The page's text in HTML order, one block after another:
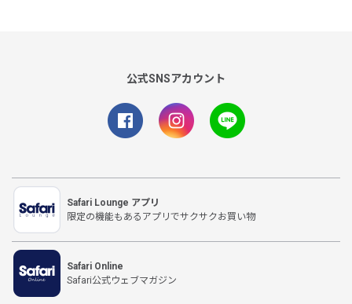
公式SNSアカウント
Safari Lounge アプリ
限定の機能もあるアプリでサクサクお買い物
Safari Online
Safari公式ウェブマガジン